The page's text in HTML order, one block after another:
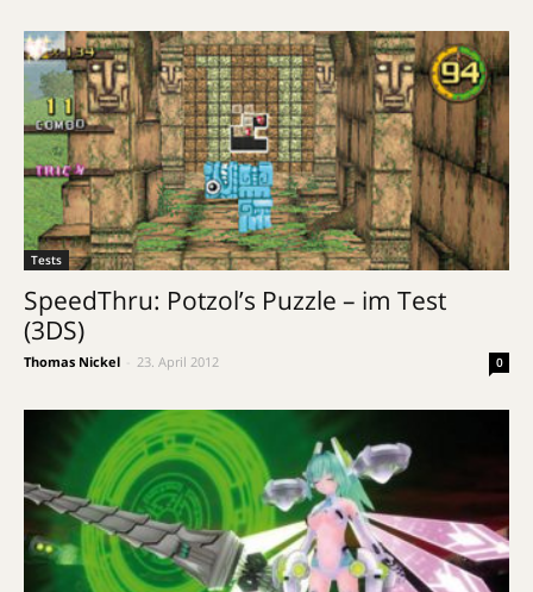
Tests
SpeedThru: Potzol’s Puzzle – im Test
(3DS)
Thomas Nickel 23. April 2012 0